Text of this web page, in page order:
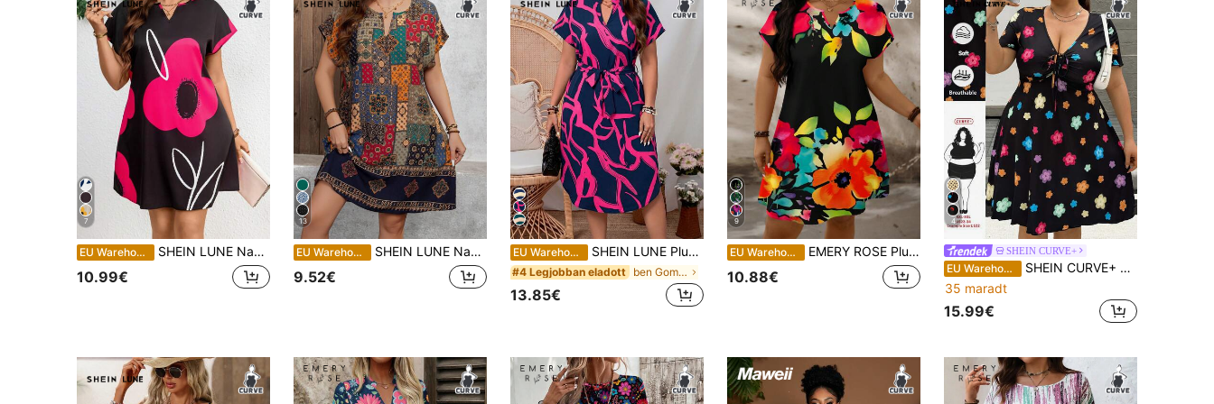
7
EU Warehouse SHEIN LUNE Nagy méretű virágos, V-nyakú, denevérujjú nyári ruha
10.99€
13
EU Warehouse SHEIN LUNE Nagy méretű női vintage virágmintás V-nyakú, denevér ujjú, alkalmi ruha, nyaralási ruhák, női nyári ruhák, irodai ruhák,
9.52€
EU Warehouse SHEIN LUNE Plus Size Női Mindent Átlapolt Mintás V-nyakú, Csavaros Elülső Részű Alkalmi Ruhák Nyári/Tavaszi Ruhák Női Alkalmi Ruhák Hétköznapi Ruhák Női Nyári Üdülőruhák Női Vakációs Ruhák Női Vakációs Ruhák Női Nyári Ruhák Női Ruha Átlapolt Ruhák Női Vakációs Öltözetszettek Anyák Napi Alkalmi Ruhák Női Nyári Átlapolt Ruhák Hölgyeknek Zanea Ruha Női
#4 Legjobban eladott ben Gomb Plusz méretű ruhák
13.85€
9
EU Warehouse EMERY ROSE Plus Size Virágmintás, V-nyakú, Denevérszárnyú Ujjú Nyári Ruha
10.88€
4
SHEIN CURVE+
EU Warehouse
SHEIN CURVE+ Női plus size virágmintás hétköznapi ruha, divatos tavaszra és nyárra, új tavaszi ruha
35 maradt
15.99€